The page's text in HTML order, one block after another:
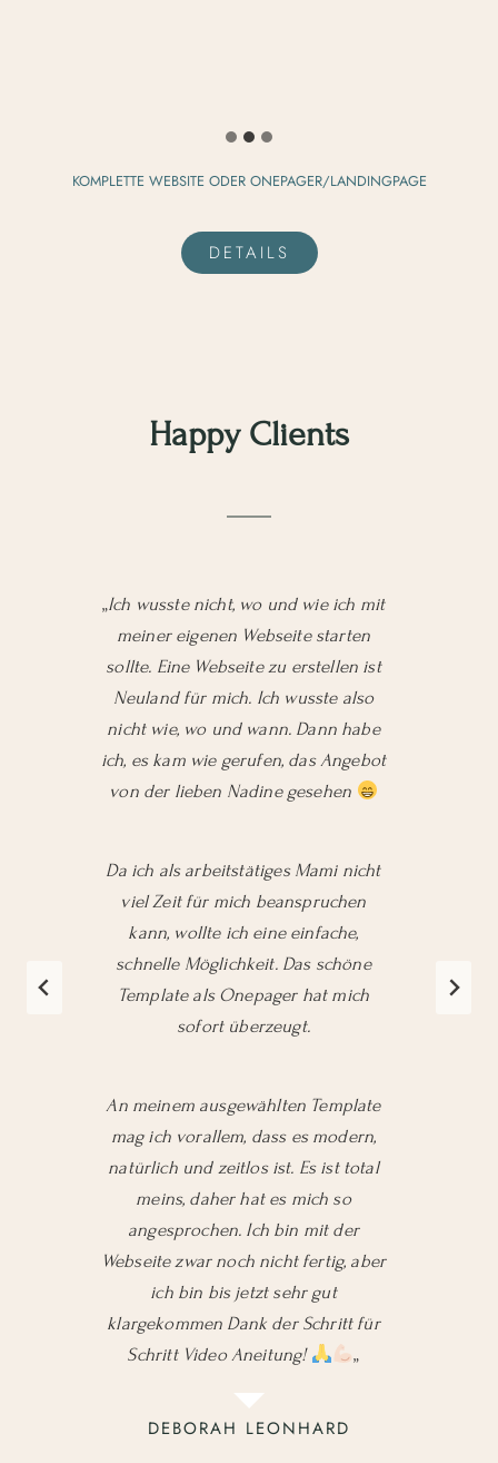
KOMPLETTE WEBSITE ODER ONEPAGER/LANDINGPAGE
DETAILS
Happy Clients
„Ich wusste nicht, wo und wie ich mit
meiner eigenen Webseite starten
sollte. Eine Webseite zu erstellen ist
Neuland für mich. Ich wusste also
nicht wie, wo und wann. Dann habe
ich, es kam wie gerufen, das Angebot
von der lieben Nadine gesehen
Da ich als arbeitstätiges Mami nicht
viel Zeit für mich beanspruchen
kann, wollte ich eine einfache,
schnelle Möglichkeit. Das schöne
Template als Onepager hat mich
sofort überzeugt.
An meinem ausgewählten Template
mag ich vorallem, dass es modern,
natürlich und zeitlos ist. Es ist total
meins, daher hat es mich so
angesprochen. Ich bin mit der
Webseite zwar noch nicht fertig, aber
ich bin bis jetzt sehr gut
klargekommen Dank der Schritt für
Schritt Video Aneitung!
„
DEBORAH LEONHARD